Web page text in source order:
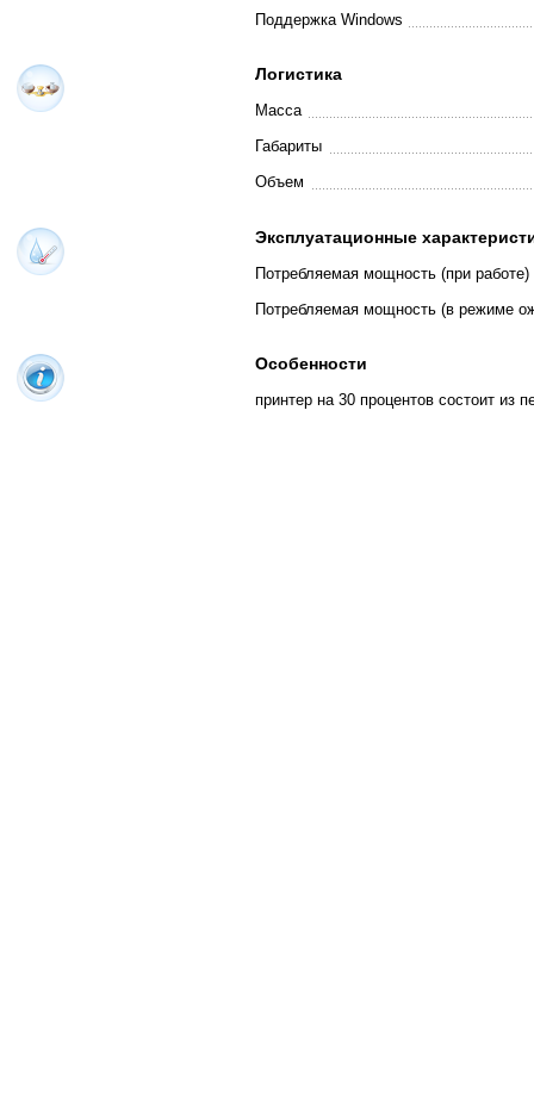
Поддержка Windows
Логистика
Масса
Габариты
Объем
Эксплуатационные
Потребляемая мощность (при работе)
Потребляемая мощность (в режиме
Особенности
принтер на 30 процентов состоит из